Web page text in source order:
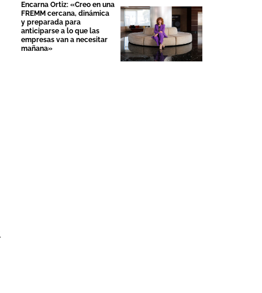
Encarna Ortiz: «Creo en una
FREMM cercana, dinámica
y preparada para
anticiparse a lo que las
empresas van a necesitar
mañana»